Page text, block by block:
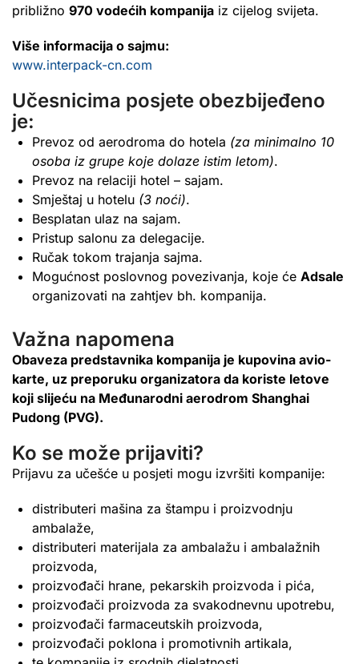
približno 970 vodećih kompanija iz cijelog svijeta.
Više informacija o sajmu:
www.interpack-cn.com
Učesnicima posjete obezbijeđeno
je:
Prevoz od aerodroma do hotela (za minimalno 10
osoba iz grupe koje dolaze istim letom).
Prevoz na relaciji hotel – sajam.
Smještaj u hotelu (3 noći).
Besplatan ulaz na sajam.
Pristup salonu za delegacije.
Ručak tokom trajanja sajma.
Mogućnost poslovnog povezivanja, koje će Adsale
organizovati na zahtjev bh. kompanija.
Važna napomena
Obaveza predstavnika kompanija je kupovina avio-
karte, uz preporuku organizatora da koriste letove
koji slijeću na Međunarodni aerodrom Shanghai
Pudong (PVG).
Ko se može prijaviti?
Prijavu za učešće u posjeti mogu izvršiti kompanije:
distributeri mašina za štampu i proizvodnju
ambalaže,
distributeri materijala za ambalažu i ambalažnih
proizvoda,
proizvođači hrane, pekarskih proizvoda i pića,
proizvođači proizvoda za svakodnevnu upotrebu,
proizvođači farmaceutskih proizvoda,
proizvođači poklona i promotivnih artikala,